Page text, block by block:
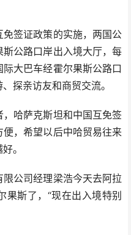
签证政策的实施，两国公
公路口岸出入境大厅，每
大巴车经霍尔果斯公路口
探亲访友和商贸交流。
哈萨克斯坦和中国互免签
，希望以后中哈贸易往来
。
公司经理梁浩今天去阿拉
果斯了，“现在出入境特别